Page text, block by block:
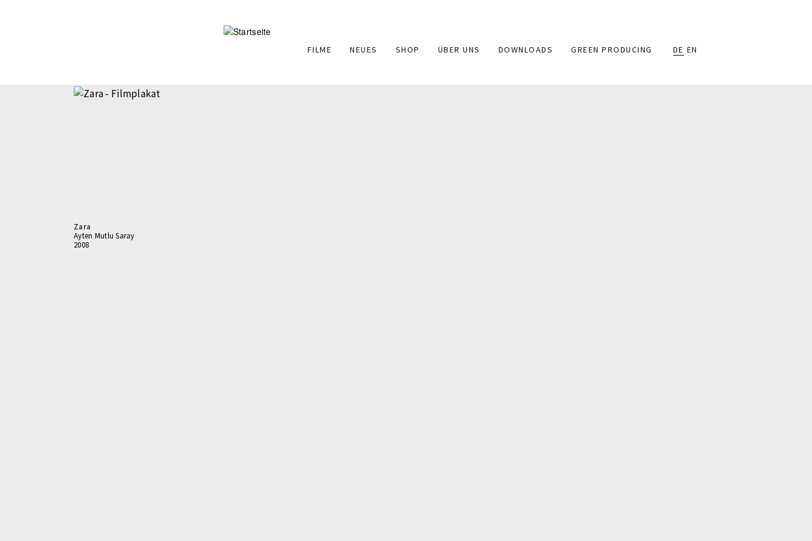
Main
FILME NEUES SHOP ÜBER UNS DOWNLOADS GREEN PRODUCING DE EN
Zara
Ayten Mutlu Saray
2008